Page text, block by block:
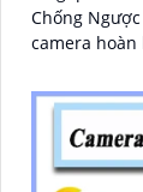
Chống
camera hoàn